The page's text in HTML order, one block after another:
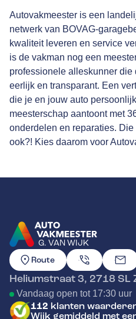
Autovakmeester is een
netwerk van BOVAG-
kwaliteit leveren en service
is de vakman nog een
professionele alleskunner die
eerlijk en transparant. Een
die je en jouw auto
meesterschap aantoont met
onderdelen en reparaties.
ook?! Kies daarom voor
G. VAN WIJK
GA NAAR DE HOMEPAGINA
Route
Heliumstraat 3, 2718 SL
Vandaag open tot 17:30 uur
112 klanten
Wijk gemiddeld met